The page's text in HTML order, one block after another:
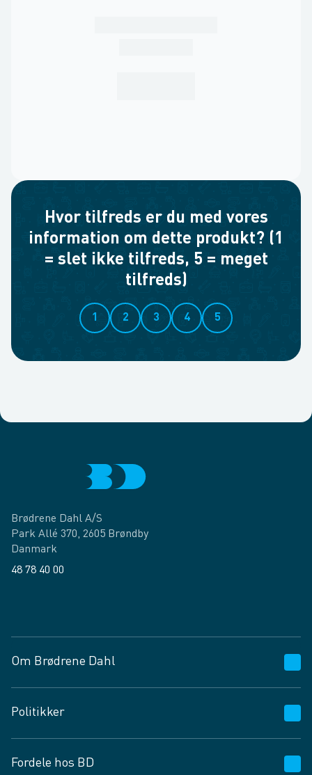
Hvor tilfreds er du med vores
information om dette produkt? (1
= slet ikke tilfreds, 5 = meget
tilfreds)
1 2 3 4 5
Brødrene Dahl A/S
Park Allé 370, 2605 Brøndby
Danmark
48 78 40 00
Om Brødrene Dahl
Vagttelefon 30 10 89 89
Spørgsmål og svar
Job og karriere
Politikker
Privatlivspolitik
Fordele hos BD